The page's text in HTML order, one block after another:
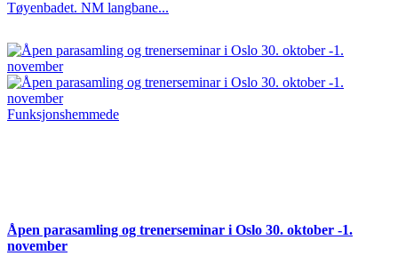
Tøyenbadet. NM langbane...
Funksjonshemmede
Åpen parasamling og trenerseminar i Oslo 30. oktober -1.
november